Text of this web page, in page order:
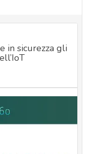
in sicurezza gli